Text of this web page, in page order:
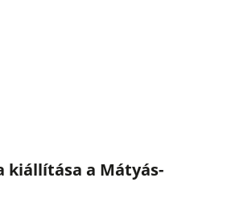
kiállítása a Mátyás-